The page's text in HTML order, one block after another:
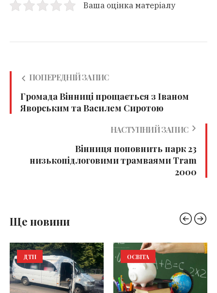
Ваша оцінка матеріалу
ПОПЕРЕДНІЙ ЗАПИС
Громада Вінниці прощається з Іваном
Яворським та Василем Сиротою
НАСТУПНИЙ ЗАПИС
Вінниця поповнить парк 23
низькопідлоговими трамваями Tram
2000
Ще новини
ДТП ОСВІТА